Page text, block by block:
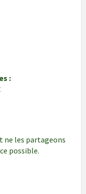
:
ne les partageons
possible.